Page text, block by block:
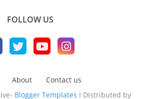
FOLLOW US
About
Contact us
Blogger Templates I Distributed by